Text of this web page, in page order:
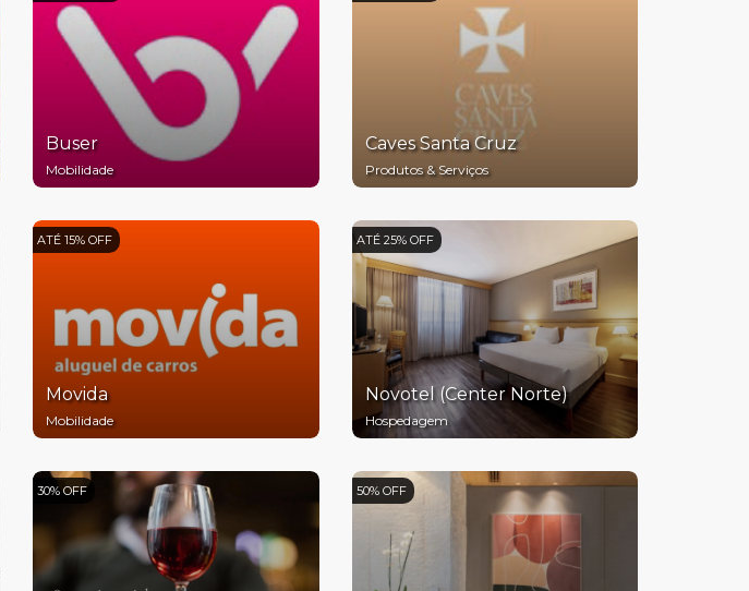
Buser
Mobilidade
Caves Santa Cruz
Produtos & Serviços
ATÉ 15% OFF
Movida
Mobilidade
ATÉ 25% OFF
Novotel (Center Norte)
Hospedagem
30% OFF 50% OFF